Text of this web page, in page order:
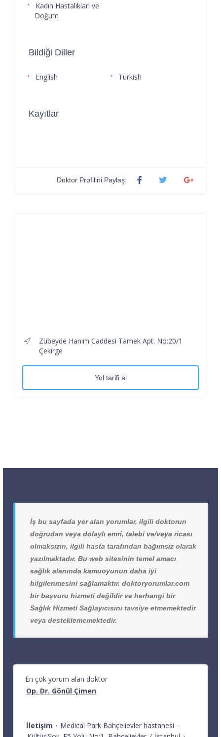
Kadın Hastalıkları ve
Doğum
Bildiği Diller
English Turkish
Kayıtlar
Doktor Profilini Paylaş:
Zübeyde Hanım Caddesi Tamek Apt. No:20/1
Çekirge
Yol tarifi al
İş bu sayfada yer alan yorumlar, ilgili doktorun
doğrudan veya dolaylı emri, talebi ve/veya ricası
olmaksızın, ilgili hasta tarafından bağımsız olarak
yazılmaktadır. Bu web sitesinin temel amacı
sağlık alanında kamuoyunun daha iyi
bilgilenmesini sağlamaktır. doktoryorumlar.com
bir başvuru hizmeti değildir ve herhangi bir
Sağlık Hizmeti Sağlayıcısını tavsiye etmemektedir
veya desteklememektedir.
En çok yorum alan doktor
Op. Dr. Gönül Çimen
İletişim · Medical Park Bahçelievler hastanesi ·